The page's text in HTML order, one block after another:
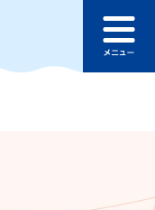
ュ